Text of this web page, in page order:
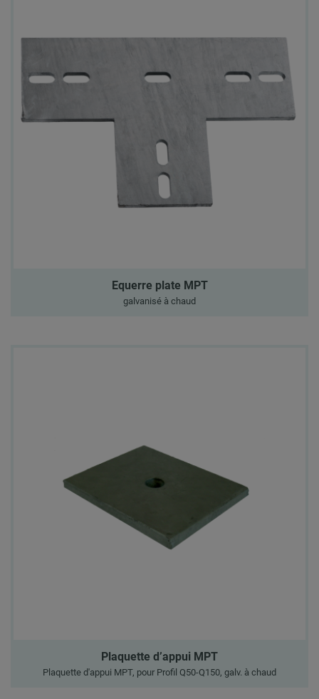
Equerre plate MPT
galvanisé à chaud
Plaquette d’appui MPT
Plaquette d'appui MPT, pour Profil Q50-Q150, galv. à chaud